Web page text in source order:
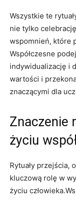
Wszystkie te
nie tylko
wspomnień, które
Współczesne​
indywidualizację i
wartości i
znaczącymi dla​
Znaczenie
życiu
Rytuały przejścia,
kluczową rolę w
życiu